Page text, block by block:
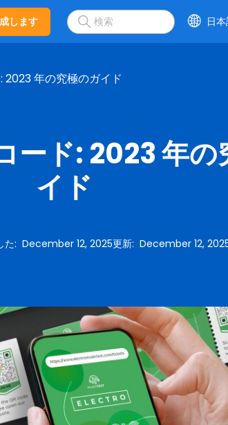
します 日
2023 年の究極のガイド
ード: 2023 年
イド
た: December 12, 2025更新: December 12,